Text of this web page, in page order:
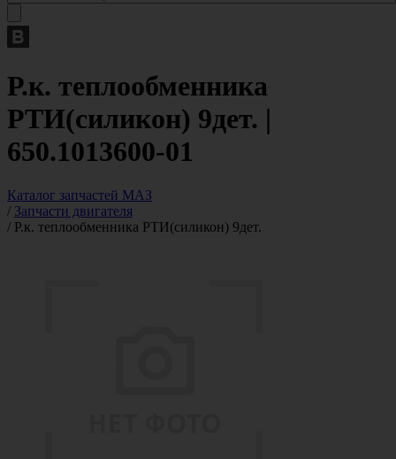
Р.к. теплообменника
РТИ(силикон) 9дет. |
650.1013600-01
Каталог запчастей МАЗ
/ Запчасти двигателя
/ Р.к. теплообменника РТИ(силикон) 9дет.